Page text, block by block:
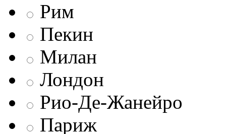
Рим
Пекин
Милан
Лондон
Рио-Де-Жанейро
Париж